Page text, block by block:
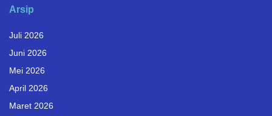
Arsip
Juli 2026
Juni 2026
Mei 2026
April 2026
Maret 2026